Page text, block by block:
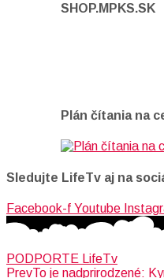
SHOP.MPKS.SK
Plán čítania na
Sledujte LifeTv aj na
Facebook-f Youtube
PODPORTE LifeTv
PrevTo je nadprirodzené: